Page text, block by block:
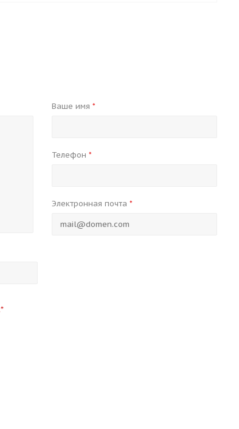
Ваше имя *
Телефон *
Электронная почта *
*